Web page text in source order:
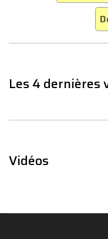
Les 4 dernières
Vidéos